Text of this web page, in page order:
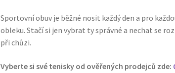
Sportovní obuv je běžné nosit každý den a pro
obleku. Stačí si jen vybrat ty správné a nechat se
při chůzi.
Vyberte si své tenisky od ověřených prodejců zde: